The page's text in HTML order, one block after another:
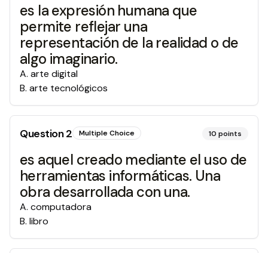
es la expresión humana que
permite reflejar una
representación de la realidad o de
algo imaginario.
A. arte digital
B. arte tecnológicos
Question2 Multiple Choice 10 points
es aquel creado mediante el uso de
herramientas informáticas. Una
obra desarrollada con una.
A. computadora
B. libro